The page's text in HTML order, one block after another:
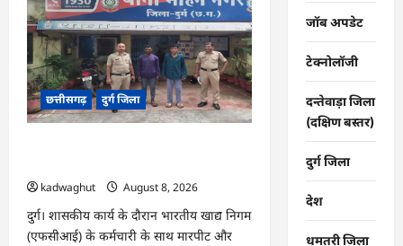
के
काटने
पर
गले
में
लपेटकर
कई
KM
बाइक
चलाकर
कराने
बड़ा
जोखिम
…
छत्तीसगढ़ दुर्ग जिला
kadwaghut
August 8, 2026
दुर्ग। शासकीय कार्य के दौरान भारतीय खाद्य निगम
(एफसीआई) के कर्मचारी के साथ मारपीट और
जॉब अपडेट
टेक्नोलॉजी
दन्तेवाड़ा जिला
(दक्षिण बस्तर)
दुर्ग जिला
देश
धमतरी जिला